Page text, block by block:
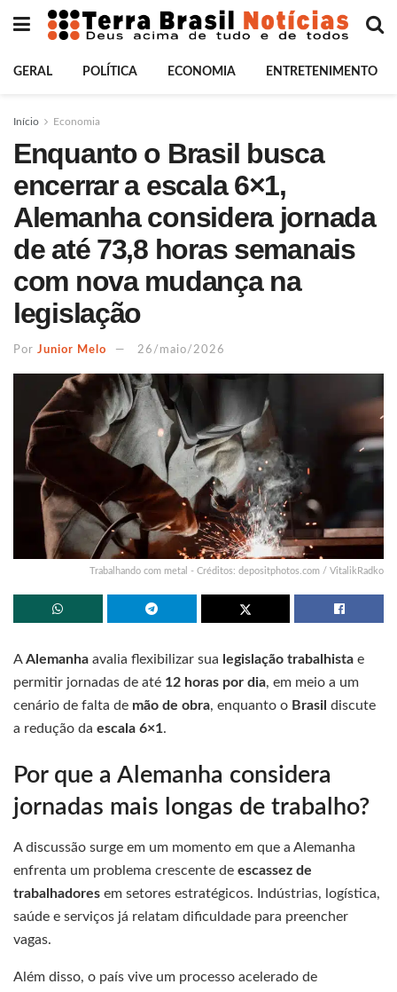
GERAL POLÍTICA ECONOMIA ENTRETENIMENTO
Início Economia
Enquanto o Brasil busca
encerrar a escala 6×1,
Alemanha considera jornada
de até 73,8 horas semanais
com nova mudança na
legislação
Por Junior Melo 26/maio/2026
Trabalhando com metal - Créditos: depositphotos.com / VitalikRadko
AAlemanha avalia flexibilizar sua legislação trabalhista e
permitir jornadas de até 12 horas por dia, em meio a um
cenário de falta de mão de obra, enquanto o Brasil discute
a redução da escala 6×1.
Por que a Alemanha considera
jornadas mais longas de trabalho?
A discussão surge em um momento em que a Alemanha
enfrenta um problema crescente de escassez de
trabalhadores em setores estratégicos. Indústrias, logística,
saúde e serviços já relatam dificuldade para preencher
vagas.
Além disso, o país vive um processo acelerado de